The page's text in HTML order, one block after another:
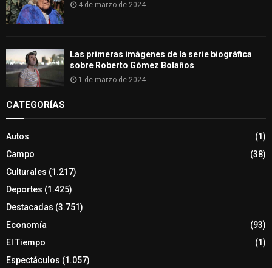
4 de marzo de 2024
Las primeras imágenes de la serie biográfica
sobre Roberto Gómez Bolaños
1 de marzo de 2024
CATEGORÍAS
Autos
(1)
Campo
(38)
Culturales (1.217)
Deportes (1.425)
Destacadas (3.751)
Economía
(93)
El Tiempo
(1)
Espectáculos (1.057)